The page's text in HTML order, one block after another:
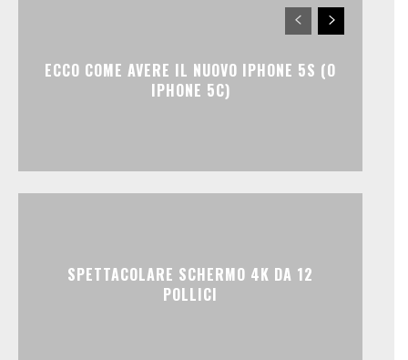
ECCO COME AVERE IL NUOVO IPHONE 5S (O
IPHONE 5C)
SPETTACOLARE SCHERMO 4K DA 12
POLLICI